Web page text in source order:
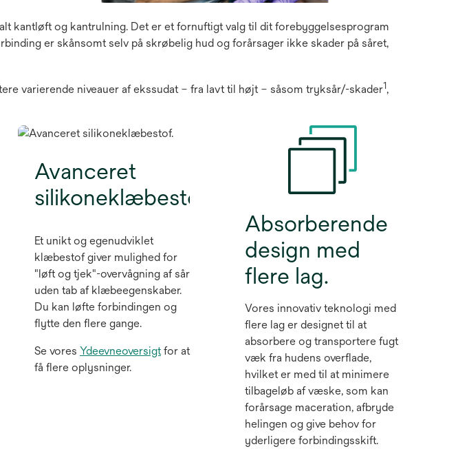
kantløft og kantrulning. Det er et fornuftigt valg til dit forebyggelsesprogram
er skånsomt selv på skrøbelig hud og forårsager ikke skader på såret,
varierende niveauer af ekssudat – fra lavt til højt – såsom tryksår/-skader1,
Avanceret
silikoneklæbestof.
Et unikt og egenudviklet
klæbestof giver mulighed for
"løft og tjek"-overvågning af sår
uden tab af klæbeegenskaber.
Du kan løfte forbindingen og
flytte den flere gange.
Se vores Ydeevneoversigtfor at
få flere oplysninger.
Absorberende
design med
flere lag.
Vores innovativ teknologi med
flere lag er designet til at
absorbere og transportere fugt
væk fra hudens overflade,
hvilket er med til at minimere
tilbageløb af væske, som kan
forårsage maceration, afbryde
helingen og give behov for
yderligere forbindingsskift.